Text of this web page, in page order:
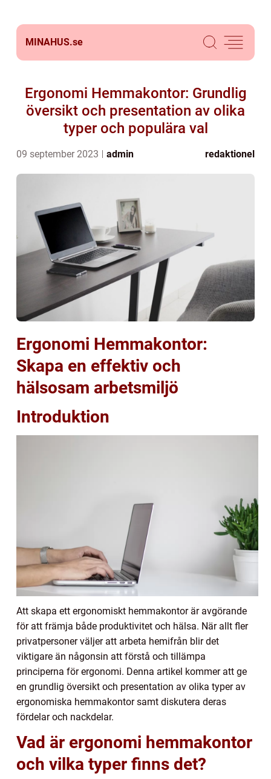
MINAHUS.se
Ergonomi Hemmakontor: Grundlig
översikt och presentation av olika
typer och populära val
09 september 2023 admin redaktionel
Ergonomi Hemmakontor:
Skapa en effektiv och
hälsosam arbetsmiljö
Introduktion
Att skapa ett ergonomiskt hemmakontor är avgörande
för att främja både produktivitet och hälsa. När allt fler
privatpersoner väljer att arbeta hemifrån blir det
viktigare än någonsin att förstå och tillämpa
principerna för ergonomi. Denna artikel kommer att ge
en grundlig översikt och presentation av olika typer av
ergonomiska hemmakontor samt diskutera deras
fördelar och nackdelar.
Vad är ergonomi hemmakontor
och vilka typer finns det?